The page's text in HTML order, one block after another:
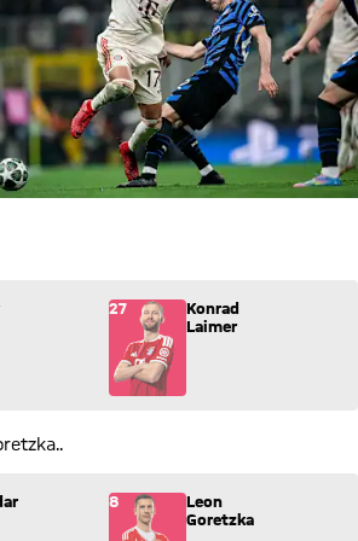
Coman (11) kommt für Konrad Laimer
27
Konrad
Laimer
Pavlović (45) kommt für Leon
8
Leon
Goretzka